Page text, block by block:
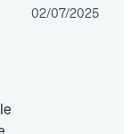
02/07/2025